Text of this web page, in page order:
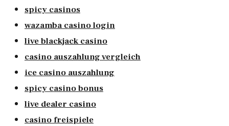
spicy casinos
wazamba casino login
live blackjack casino
casino auszahlung vergleich
ice casino auszahlung
spicy casino bonus
live dealer casino
casino freispiele